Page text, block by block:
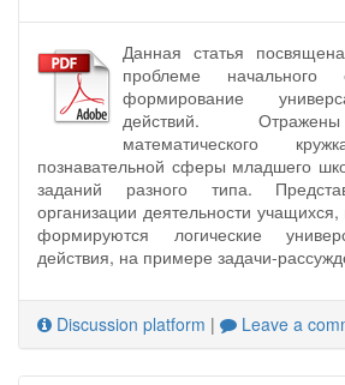
Данная статья
проблеме начального
формирование
действий.
математического
познавательной сферы младшего
заданий разного типа.
организации деятельности
формируются логические
действия, на примере задачи-
Discussion platform | Leave a